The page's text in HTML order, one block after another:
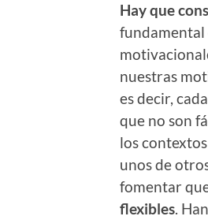
Hay que
fundamental
nuestras
es decir,
que no son
los
unos de
fomentar
flexibles.